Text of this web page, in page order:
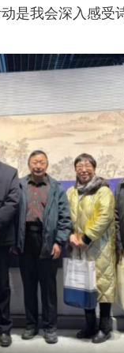
是我会深入感受